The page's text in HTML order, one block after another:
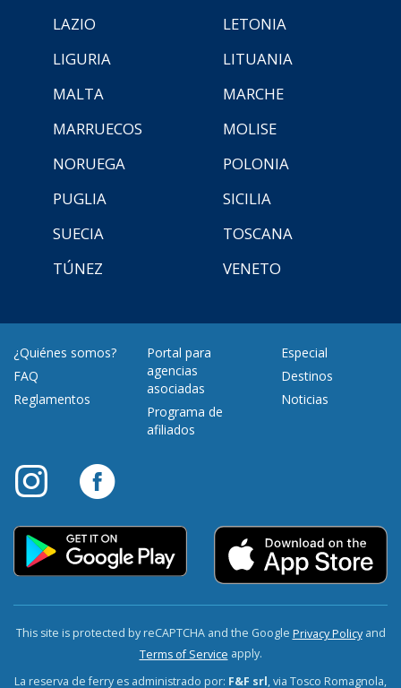
LAZIO
LETONIA
LIGURIA
LITUANIA
MALTA
MARCHE
MARRUECOS
MOLISE
NORUEGA
POLONIA
PUGLIA
SICILIA
SUECIA
TOSCANA
TÚNEZ
VENETO
¿Quiénes somos?
FAQ
Reglamentos
Portal para
agencias
asociadas
Programa de
afiliados
Especial
Destinos
Noticias
This site is protected by reCAPTCHA and the Google Privacy Policyand
Terms of Service apply.
La reserva de ferry es administrado por: F&F srl, via Tosco Romagnola,